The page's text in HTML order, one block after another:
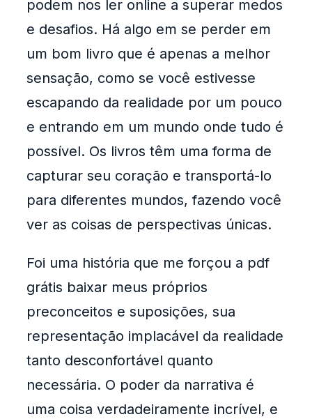
podem nos ler online a superar medos
e desafios. Há algo em se perder em
um bom livro que é apenas a melhor
sensação, como se você estivesse
escapando da realidade por um pouco
e entrando em um mundo onde tudo é
possível. Os livros têm uma forma de
capturar seu coração e transportá-lo
para diferentes mundos, fazendo você
ver as coisas de perspectivas únicas.
Foi uma história que me forçou a pdf
grátis baixar meus próprios
preconceitos e suposições, sua
representação implacável da realidade
tanto desconfortável quanto
necessária. O poder da narrativa é
uma coisa verdadeiramente incrível, e